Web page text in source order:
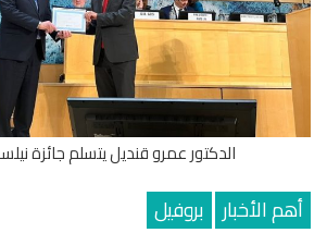
الدكتور عمرو قنديل يتسلم جائزة
أهم الأخبار بروفيل